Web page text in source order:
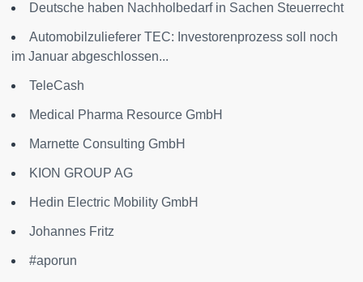
Deutsche haben Nachholbedarf in Sachen Steuerrecht
Automobilzulieferer TEC: Investorenprozess soll noch
im Januar abgeschlossen...
TeleCash
Medical Pharma Resource GmbH
Marnette Consulting GmbH
KION GROUP AG
Hedin Electric Mobility GmbH
Johannes Fritz
#aporun